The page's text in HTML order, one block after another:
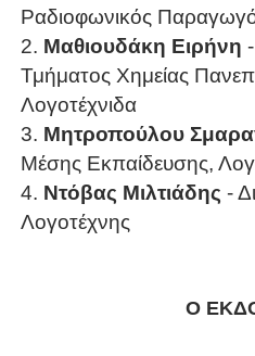
Ραδιοφωνικός
2. Μαθιουδάκη Ειρήνη
Τμήματος Χημείας
Λογοτέχνιδα
3. Μητροπούλου
Μέσης Εκπαίδευσης,
4. Ντόβας Μιλτιάδης -
Λογοτέχνης
Ο